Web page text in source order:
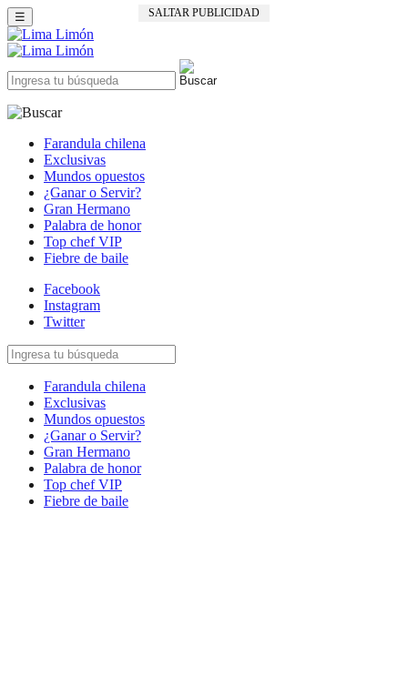
SALTAR PUBLICIDAD
☰
Farandula chilena
Exclusivas
Mundos opuestos
¿Ganar o Servir?
Gran Hermano
Palabra de honor
Top chef VIP
Fiebre de baile
Facebook
Instagram
Twitter
Farandula chilena
Exclusivas
Mundos opuestos
¿Ganar o Servir?
Gran Hermano
Palabra de honor
Top chef VIP
Fiebre de baile